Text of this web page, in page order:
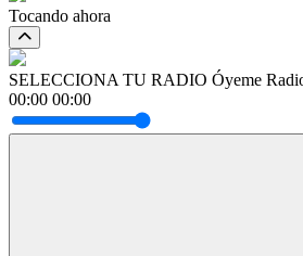
Tocando ahora
SELECCIONA TU RADIO Óyeme
00:00 00:00